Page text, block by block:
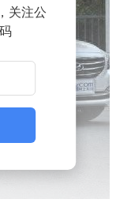
关注公